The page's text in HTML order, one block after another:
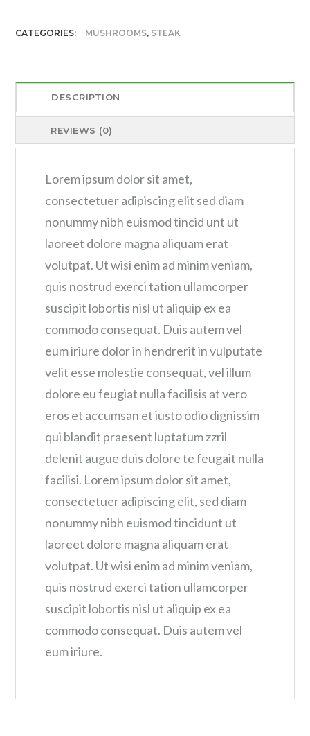
quantity
CATEGORIES: MUSHROOMS, STEAK
DESCRIPTION
REVIEWS (0)
Lorem ipsum dolor sit amet,
consectetuer adipiscing elit sed diam
nonummy nibh euismod tincid unt ut
laoreet dolore magna aliquam erat
volutpat. Ut wisi enim ad minim veniam,
quis nostrud exerci tation ullamcorper
suscipit lobortis nisl ut aliquip ex ea
commodo consequat. Duis autem vel
eum iriure dolor in hendrerit in vulputate
velit esse molestie consequat, vel illum
dolore eu feugiat nulla facilisis at vero
eros et accumsan et iusto odio dignissim
qui blandit praesent luptatum zzril
delenit augue duis dolore te feugait nulla
facilisi. Lorem ipsum dolor sit amet,
consectetuer adipiscing elit, sed diam
nonummy nibh euismod tincidunt ut
laoreet dolore magna aliquam erat
volutpat. Ut wisi enim ad minim veniam,
quis nostrud exerci tation ullamcorper
suscipit lobortis nisl ut aliquip ex ea
commodo consequat. Duis autem vel
eum iriure.